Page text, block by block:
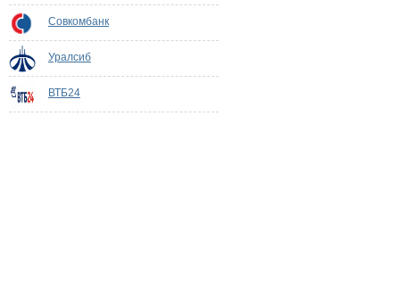
Совкомбанк
Уралсиб
ВТБ24